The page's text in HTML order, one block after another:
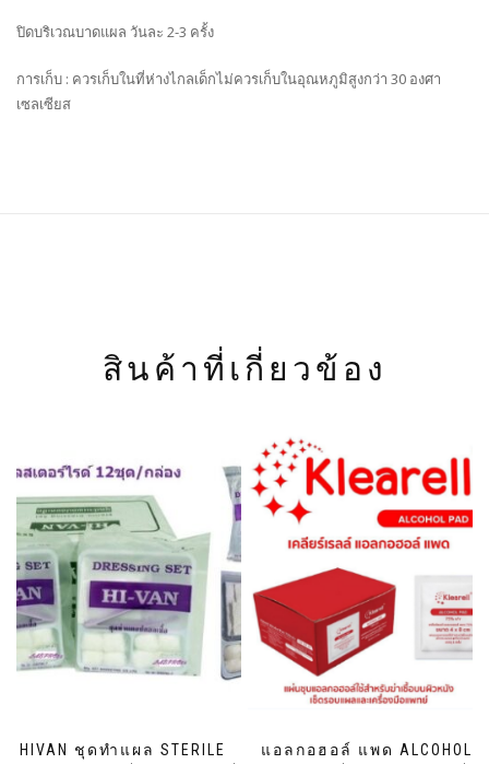
ปิดบริเวณบาดแผล วันละ 2-3 ครั้ง
การเก็บ : ควรเก็บในที่ห่างไกลเด็กไม่ควรเก็บในอุณหภูมิสูงกว่า 30 องศา
เซลเซียส
สินค้าที่เกี่ยวข้อง
HIVAN ชุดทำแผล STERILE
แอลกอฮอล์ แพด ALCOHOL